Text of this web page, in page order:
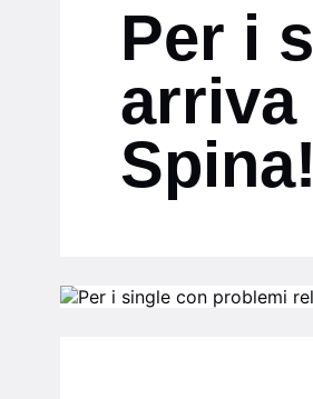
Per i
arriva
Spina!